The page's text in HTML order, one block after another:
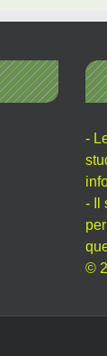
-
- Il
©